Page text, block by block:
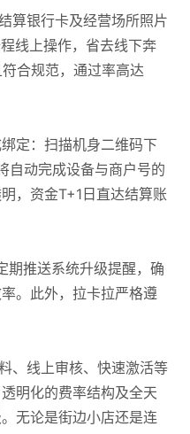
算银行卡及经营场所照片
线上操作，省去线下奔
合规范，通过率高达
定：扫描机身二维码下
自动完成设备与商户号的
，资金T+1日直达结算账
期推送系统升级提醒，确
。此外，拉卡拉严格遵
、线上审核、快速激活等
明化的费率结构及全天
无论是街边小店还是连